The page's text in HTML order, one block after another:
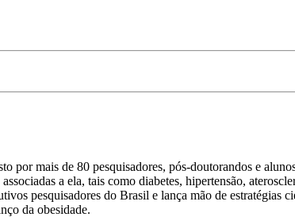
por mais de 80 pesquisadores, pós-doutorandos e
a ela, tais como diabetes, hipertensão,
pesquisadores do Brasil e lança mão de estratégias
da obesidade.